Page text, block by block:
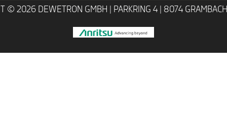
© 2026 DEWETRON GMBH | PARKRING 4 | 8074